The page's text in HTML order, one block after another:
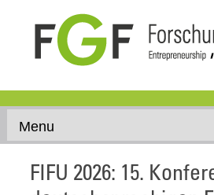
Skip to
FIFU 2026: 15.